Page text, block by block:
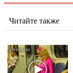
Читайте также